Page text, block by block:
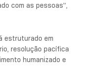
com as pessoas”,
estruturado em
resolução pacífica
humanizado e